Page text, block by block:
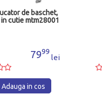
de baschet,
cutie mtm28001
7999
lei
Adauga in cos